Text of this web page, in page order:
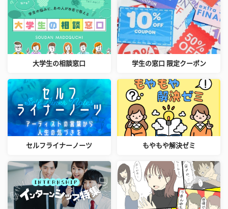
大学生の相談窓口 学生の窓口 限定クーポン
セルフライナーノーツ もやもや解決ゼミ